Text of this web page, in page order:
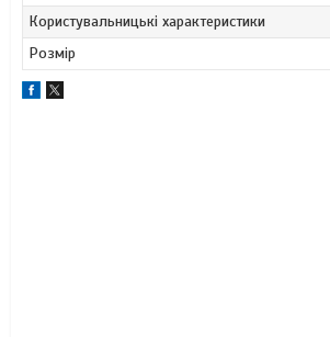
Користувальницькі характеристики
Розмір